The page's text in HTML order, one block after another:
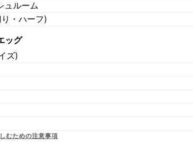
ュルーム
・ハーフ)
ッグ
ズ)
むための注意事項